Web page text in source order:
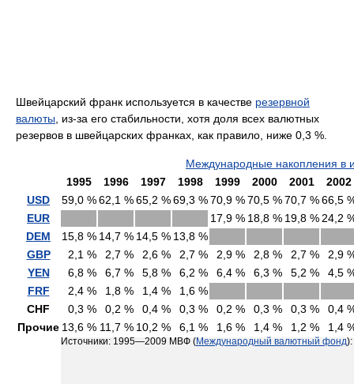
Швейцарский франк используется в качестве резервной
валюты , из-за его стабильности, хотя доля всех валютных
резервов в швейцарских франках, как правило, ниже 0,3 %.
Международные накопления в
1995
1996 1997 1998 1999 2000 2001
2002
USD
59,0 %62,1 %65,2 %69,3 %70,9 %70,5 %70,7 %66,5
EUR
17,9 % 18,8 % 19,8 % 24,2
DEM
15,8 % 14,7 % 14,5 % 13,8 %
GBP
2,1 % 2,7 % 2,6 % 2,7 % 2,9 % 2,8 % 2,7 %
2,9
YEN
6,8 % 6,7 % 5,8 % 6,2 % 6,4 % 6,3 % 5,2 %
4,5
FRF
2,4 % 1,8 % 1,4 %
1,6 %
CHF
0,3 % 0,2 % 0,4 % 0,3 % 0,2 % 0,3 % 0,3 %
0,4
Прочие 13,6 % 11,7 % 10,2 % 6,1 % 1,6 % 1,4 % 1,2 % 1,4
Источники: 1995—2009 МВФ (Международный валютный фонд):